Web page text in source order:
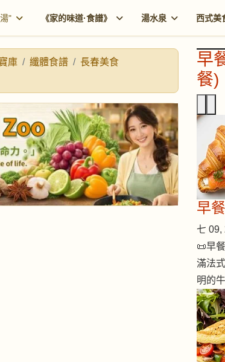
" 《家的味道·食譜》 湯水泉 西式美
庫 纖體食譜
長春美食
早
餐)
早
七 09,
📜早
滿法
明的